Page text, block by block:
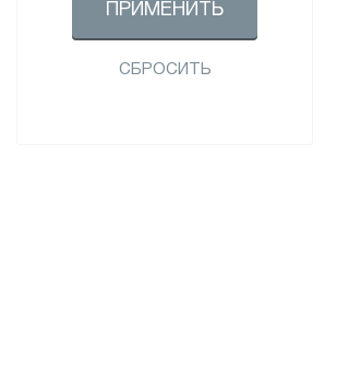
ПРИМЕНИТЬ
СБРОСИТЬ